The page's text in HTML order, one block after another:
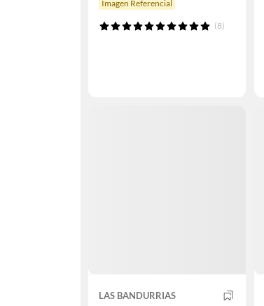
Imagen Referencial
(8)
LAS BANDURRIAS